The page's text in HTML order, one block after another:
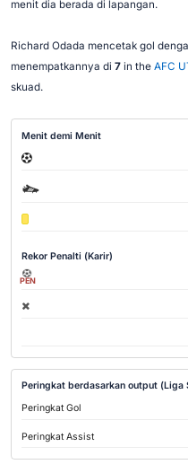
menit dia berada di lapangan.
Richard Odada mencetak gol
menempatkannya di 7in the AFC
skuad.
Menit demi Menit
Rekor Penalti (Karir)
PEN
Peringkat berdasarkan output (Liga
Peringkat Gol
Peringkat Assist